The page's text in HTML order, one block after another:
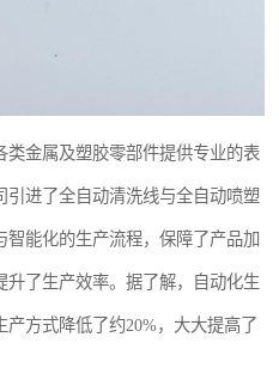
类金属及塑胶零部件提供专业的表
进了全自动清洗线与全自动喷塑
能化的生产流程，保障了产品加
了生产效率。据了解，自动化生
方式降低了约20%，大大提高了